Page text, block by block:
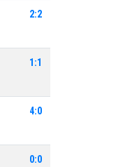
2:2
1:1
4:0
0:0